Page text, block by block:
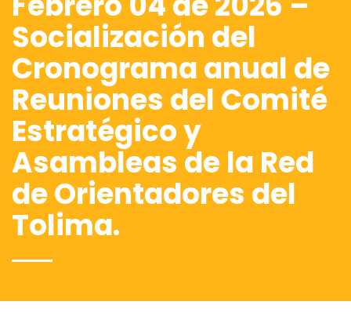
Socialización del
Cronograma anual de
Reuniones del Comité
Estratégico y
Asambleas de la Red
de Orientadores del
Tolima.